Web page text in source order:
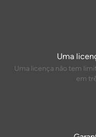
Uma
Uma licença não tem
em